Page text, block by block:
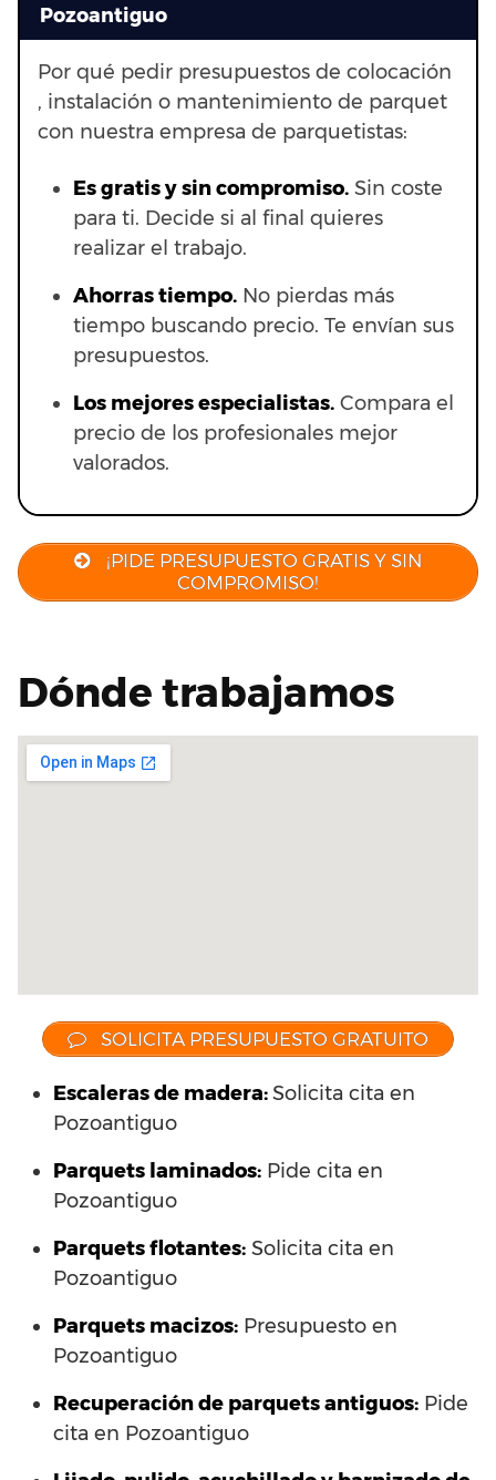
Pozoantiguo
Por qué pedir presupuestos de colocación
, instalación o mantenimiento de parquet
con nuestra empresa de parquetistas:
Es gratis y sin compromiso. Sin coste
para ti. Decide si al final quieres
realizar el trabajo.
Ahorras tiempo. No pierdas más
tiempo buscando precio. Te envían sus
presupuestos.
Los mejores especialistas. Compara el
precio de los profesionales mejor
valorados.
¡PIDE PRESUPUESTO GRATIS Y SIN
COMPROMISO!
Dónde trabajamos
SOLICITA PRESUPUESTO GRATUITO
Escaleras de madera:Solicita cita en
Pozoantiguo
Parquets laminados: Pide cita en
Pozoantiguo
Parquets flotantes: Solicita cita en
Pozoantiguo
Parquets macizos: Presupuesto en
Pozoantiguo
Recuperación de parquets antiguos: Pide
cita en Pozoantiguo